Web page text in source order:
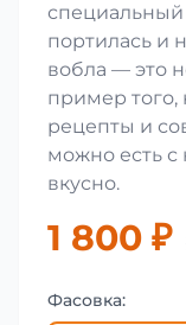
специальный
портилась и
вобла — это
пример того,
рецепты и
можно есть с
вкусно.
1 800 ₽
Фасовка: